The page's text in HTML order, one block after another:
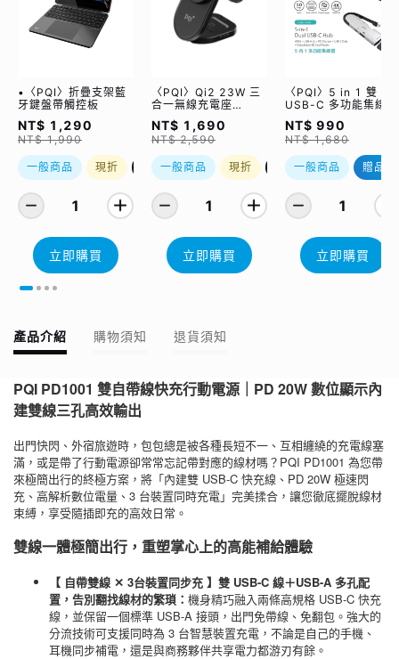
•〈PQI〉折疊支架藍
牙鍵盤帶觸控板
NT$ 1,290
NT$ 1,990
一般商品 現折 優惠加購
1
立即購買
〈PQI〉Qi2 23W 三
合一無線充電座
(WCC2302)
NT$ 1,690
NT$ 2,590
一般商品 現折 優惠加購
1
立即購買
〈PQI〉5 in 1 雙
USB-C 多功能集線器
（限量加贈｜U988
class 10 Micro SD
記憶卡 64GB，附 SD
轉卡）
NT$ 990
NT$ 1,680
一般商品 贈品
1
立即購買
產品介紹 購物須知 退貨須知
PQI PD1001 雙自帶線快充行動電源｜PD 20W 數位顯示內
建雙線三孔高效輸出
出門快閃、外宿旅遊時，包包總是被各種長短不一、互相纏繞的充電線塞
滿，或是帶了行動電源卻常常忘記帶對應的線材嗎？PQI PD1001 為您帶
來極簡出行的終極方案，將「內建雙 USB-C 快充線、PD 20W 極速閃
充、高解析數位電量、3 台裝置同時充電」完美揉合，讓您徹底擺脫線材
束縛，享受隨插即充的高效日常。
雙線一體極簡出行，重塑掌心上的高能補給體驗
【 自帶雙線 ✕ 3台裝置同步充 】雙 USB-C 線＋USB-A 多孔配
置，告別翻找線材的繁瑣： 機身精巧融入兩條高規格 USB-C 快充
線，並保留一個標準 USB-A 接頭，出門免帶線、免翻包。強大的
分流技術可支援同時為 3 台智慧裝置充電，不論是自己的手機、
耳機同步補電，還是與商務夥伴共享電力都游刃有餘。